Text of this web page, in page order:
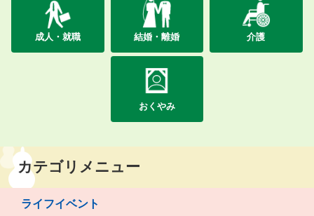
成人・就職 結婚・離婚 介護
おくやみ
カテゴリメニュー
ライフイベント